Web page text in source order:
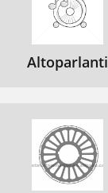
Altoparlanti